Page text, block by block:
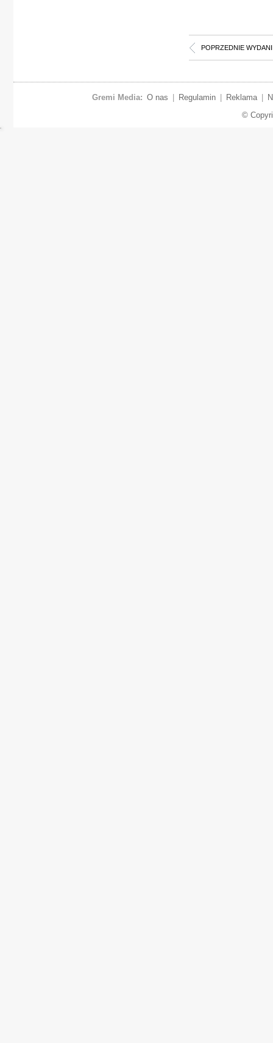
POPRZEDNIE
Gremi Media: O nas Regulamin Reklama
©